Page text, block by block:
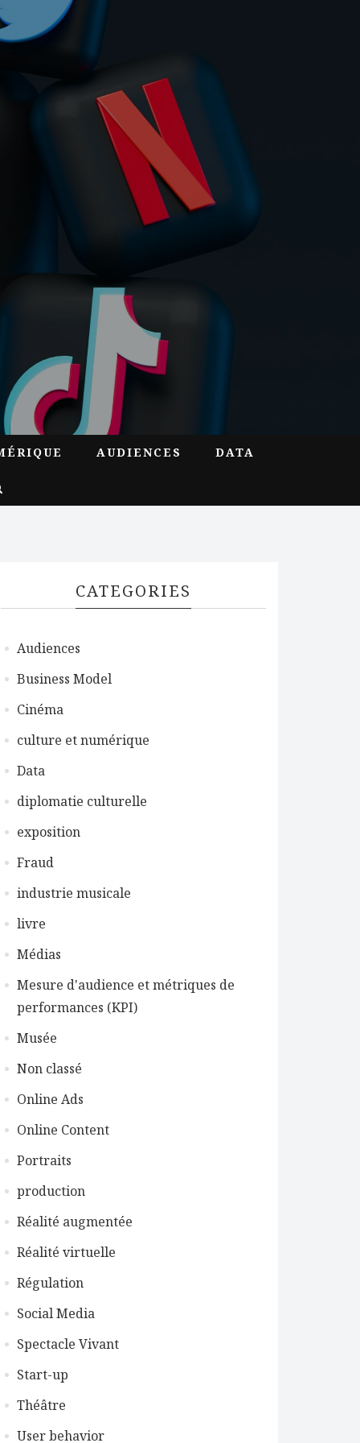
AUDIENCES DATA
CATEGORIES
Audiences
Business Model
Cinéma
culture et numérique
Data
diplomatie culturelle
exposition
Fraud
industrie musicale
livre
Médias
Mesure d'audience et métriques de
performances (KPI)
Musée
Non classé
Online Ads
Online Content
Portraits
production
Réalité augmentée
Réalité virtuelle
Régulation
Social Media
Spectacle Vivant
Start-up
Théâtre
User behavior